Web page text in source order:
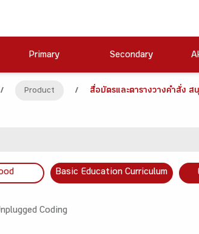
Primary Secondary
/ Product / สื่อบัตรและตารางวางคำสั่ง
Basic Education Curriculum
Coding